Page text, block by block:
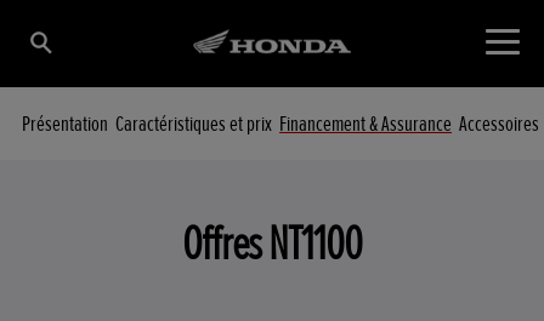
Présentation Caractéristiques et prix Financement & Assurance Accessoires
Offres NT1100